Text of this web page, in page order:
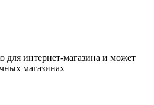
для интернет-магазина и может
магазинах